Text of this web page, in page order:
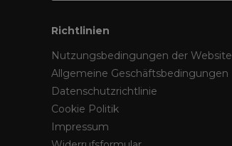
Richtlinien
Nutzungsbedingungen der Website
Allgemeine Geschäftsbedingungen
Datenschutzrichtlinie
Cookie Politik
Impressum